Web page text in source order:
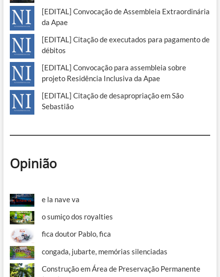
[EDITAL] Convocação de Assembleia Extraordinária
da Apae
[EDITAL] Citação de executados para pagamento de
débitos
[EDITAL] Convocação para assembleia sobre
projeto Residência Inclusiva da Apae
[EDITAL] Citação de desapropriação em São
Sebastião
Opinião
e la nave va
o sumiço dos royalties
fica doutor Pablo, fica
congada, jubarte, memórias silenciadas
Construção em Área de Preservação Permanente